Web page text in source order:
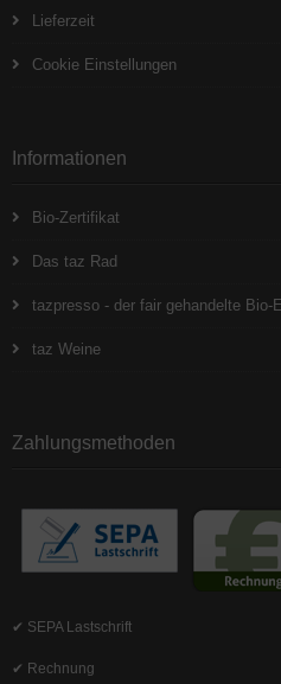
Lieferzeit
Cookie Einstellungen
Informationen
Bio-Zertifikat
Das taz Rad
tazpresso - der fair gehandelte Bio-
taz Weine
Zahlungsmethoden
✔ SEPA Lastschrift
✔ Rechnung